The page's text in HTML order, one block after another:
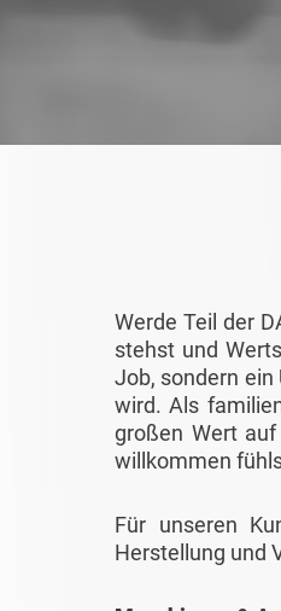
Werde Teil der
stehst und
Job, sondern
wird. Als
großen Wert
willkommen
Für unseren
Herstellung und